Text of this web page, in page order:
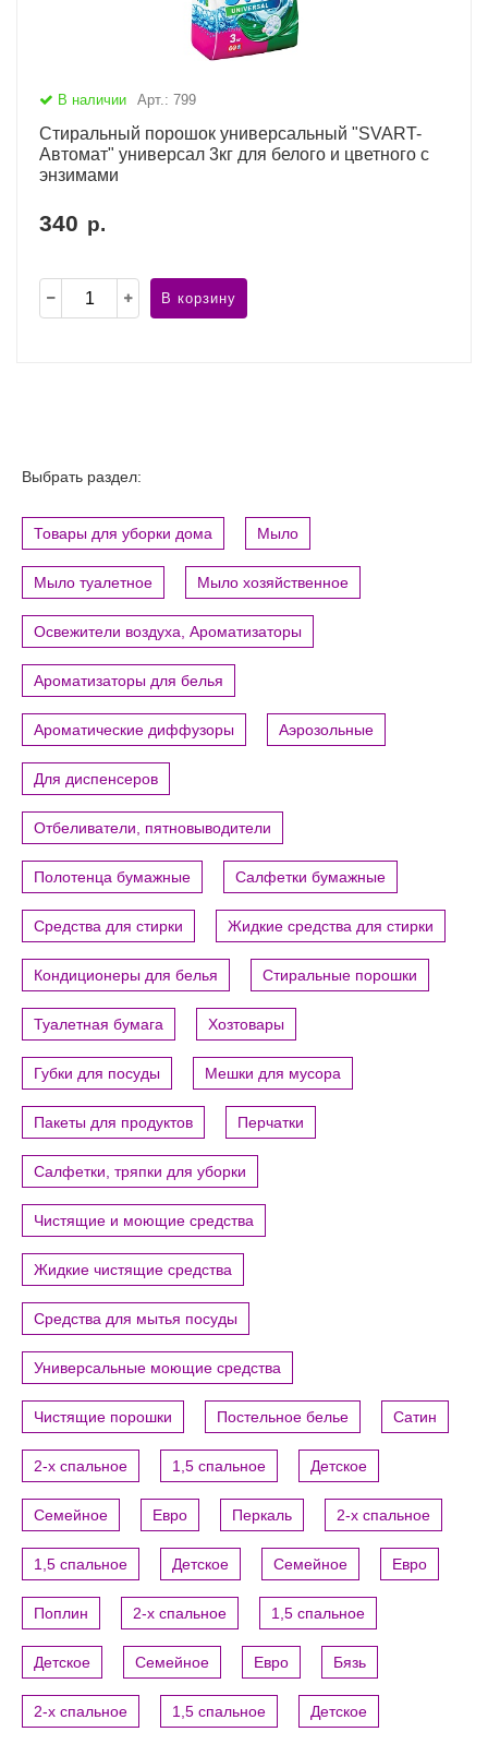
В наличии Арт.: 799
Стиральный порошок универсальный "SVART-
Автомат" универсал 3кг для белого и цветного с
энзимами
340 р.
В корзину
Выбрать раздел:
Товары для уборки дома Мыло
Мыло туалетное Мыло хозяйственное
Освежители воздуха, Ароматизаторы
Ароматизаторы для белья
Ароматические диффузоры Аэрозольные
Для диспенсеров
Отбеливатели, пятновыводители
Полотенца бумажные Салфетки бумажные
Средства для стирки Жидкие средства для стирки
Кондиционеры для белья Стиральные порошки
Туалетная бумага Хозтовары
Губки для посуды Мешки для мусора
Пакеты для продуктов Перчатки
Салфетки, тряпки для уборки
Чистящие и моющие средства
Жидкие чистящие средства
Средства для мытья посуды
Универсальные моющие средства
Чистящие порошки Постельное белье Сатин
2-х спальное 1,5 спальное Детское
Семейное Евро Перкаль 2-х спальное
1,5 спальное Детское Семейное Евро
Поплин 2-х спальное 1,5 спальное
Детское Семейное Евро Бязь
2-х спальное 1,5 спальное Детское